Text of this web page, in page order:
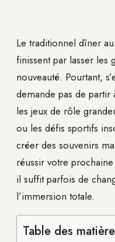
Le traditionnel dîner
finissent par lasser les
nouveauté. Pourtant,
demande pas de partir
les jeux de rôle
ou les défis sportifs
créer des souvenirs
réussir votre prochaine
il suffit parfois de
l’immersion totale.
Table des